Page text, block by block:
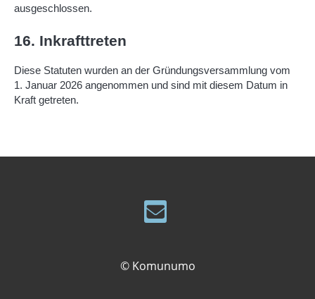
ausgeschlossen.
16. Inkrafttreten
Diese Statuten wurden an der Gründungsversammlung vom
1. Januar 2026 angenommen und sind mit diesem Datum in
Kraft getreten.
© Komunumo